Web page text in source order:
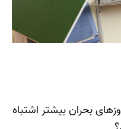
بحران بیشتر اشتباه